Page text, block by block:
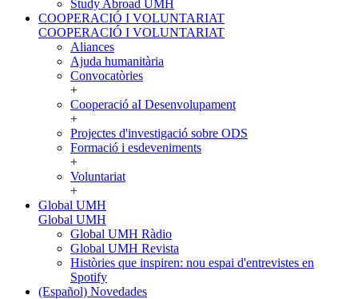
Study Abroad UMH
COOPERACIÓ I VOLUNTARIAT
COOPERACIÓ I VOLUNTARIAT
Aliances
Ajuda humanitària
Convocatòries
+
Cooperació aI Desenvolupament
+
Projectes d'investigació sobre ODS
Formació i esdeveniments
+
Voluntariat
+
Global UMH
Global UMH
Global UMH Ràdio
Global UMH Revista
Històries que inspiren: nou espai d'entrevistes en
Spotify
(Español) Novedades